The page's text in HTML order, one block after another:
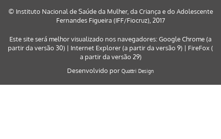
© Instituto Nacional de Saúde da Mulher, da Criança e do Adolescente
Fernandes Figueira (IFF/Fiocruz), 2017
Este site será melhor visualizado nos navegadores: Google Chrome (a
partir da versão 30) | Internet Explorer (a partir da versão 9) | FireFox (
a partir da versão 29)
Desenvolvido por Quattri Design